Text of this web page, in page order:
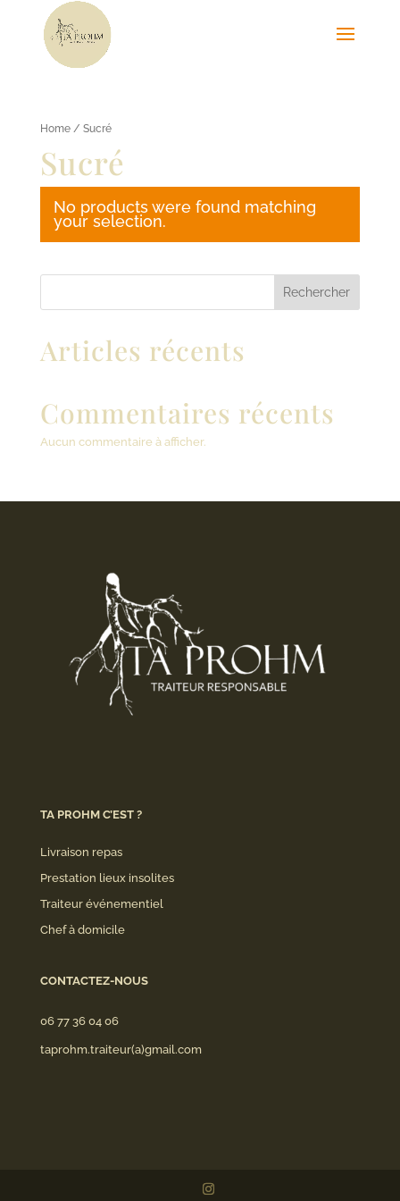
Home/ Sucré
Sucré
No products were found matching
your selection.
Rechercher
Articles récents
Commentaires récents
Aucun commentaire à afficher.
TA PROHM C’EST ?
Livraison repas
Prestation lieux insolites
Traiteur événementiel
Chef à domicile
CONTACTEZ-NOUS
06 77 36 04 06
taprohm.traiteur(a)gmail.com